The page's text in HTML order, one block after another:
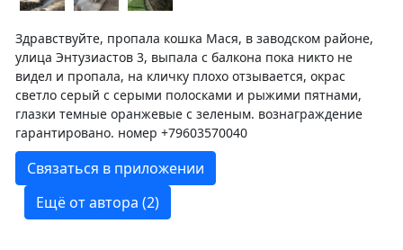
Здравствуйте, пропала кошка Мася, в заводском районе,
улица Энтузиастов 3, выпала с балкона пока никто не
видел и пропала, на кличку плохо отзывается, окрас
светло серый с серыми полосками и рыжими пятнами,
глазки темные оранжевые с зеленым. вознаграждение
гарантировано. номер +79603570040
Связаться в приложении
Ещё от автора (2)